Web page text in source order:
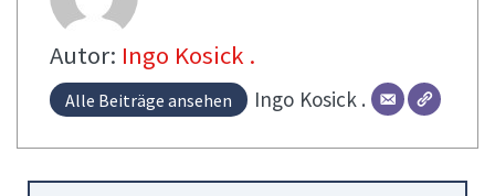
Autor: Ingo Kosick .
Alle Beiträge ansehen Ingo Kosick .